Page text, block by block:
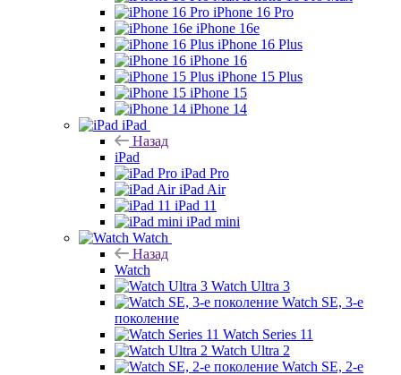
iPhone 16 Pro
iPhone 16e
iPhone 16 Plus
iPhone 16
iPhone 15 Plus
iPhone 15
iPhone 14
iPad
Назад
iPad
iPad Pro
iPad Air
iPad 11
iPad mini
Watch
Назад
Watch
Watch Ultra 3
Watch SE, 3-е
поколение
Watch Series 11
Watch Ultra 2
Watch SE, 2-е